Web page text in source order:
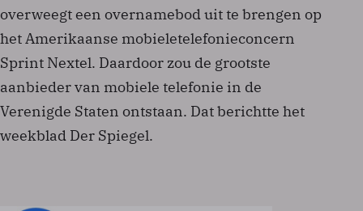
overweegt een overnamebod uit te brengen op
het Amerikaanse mobieletelefonieconcern
Sprint Nextel. Daardoor zou de grootste
aanbieder van mobiele telefonie in de
Verenigde Staten ontstaan. Dat berichtte het
weekblad Der Spiegel.